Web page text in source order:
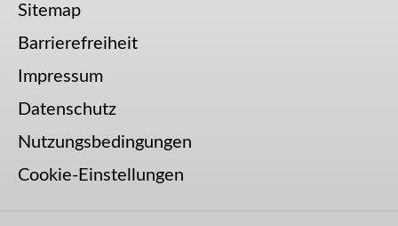
Sitemap
Barrierefreiheit
Impressum
Datenschutz
Nutzungsbedingungen
Cookie-Einstellungen